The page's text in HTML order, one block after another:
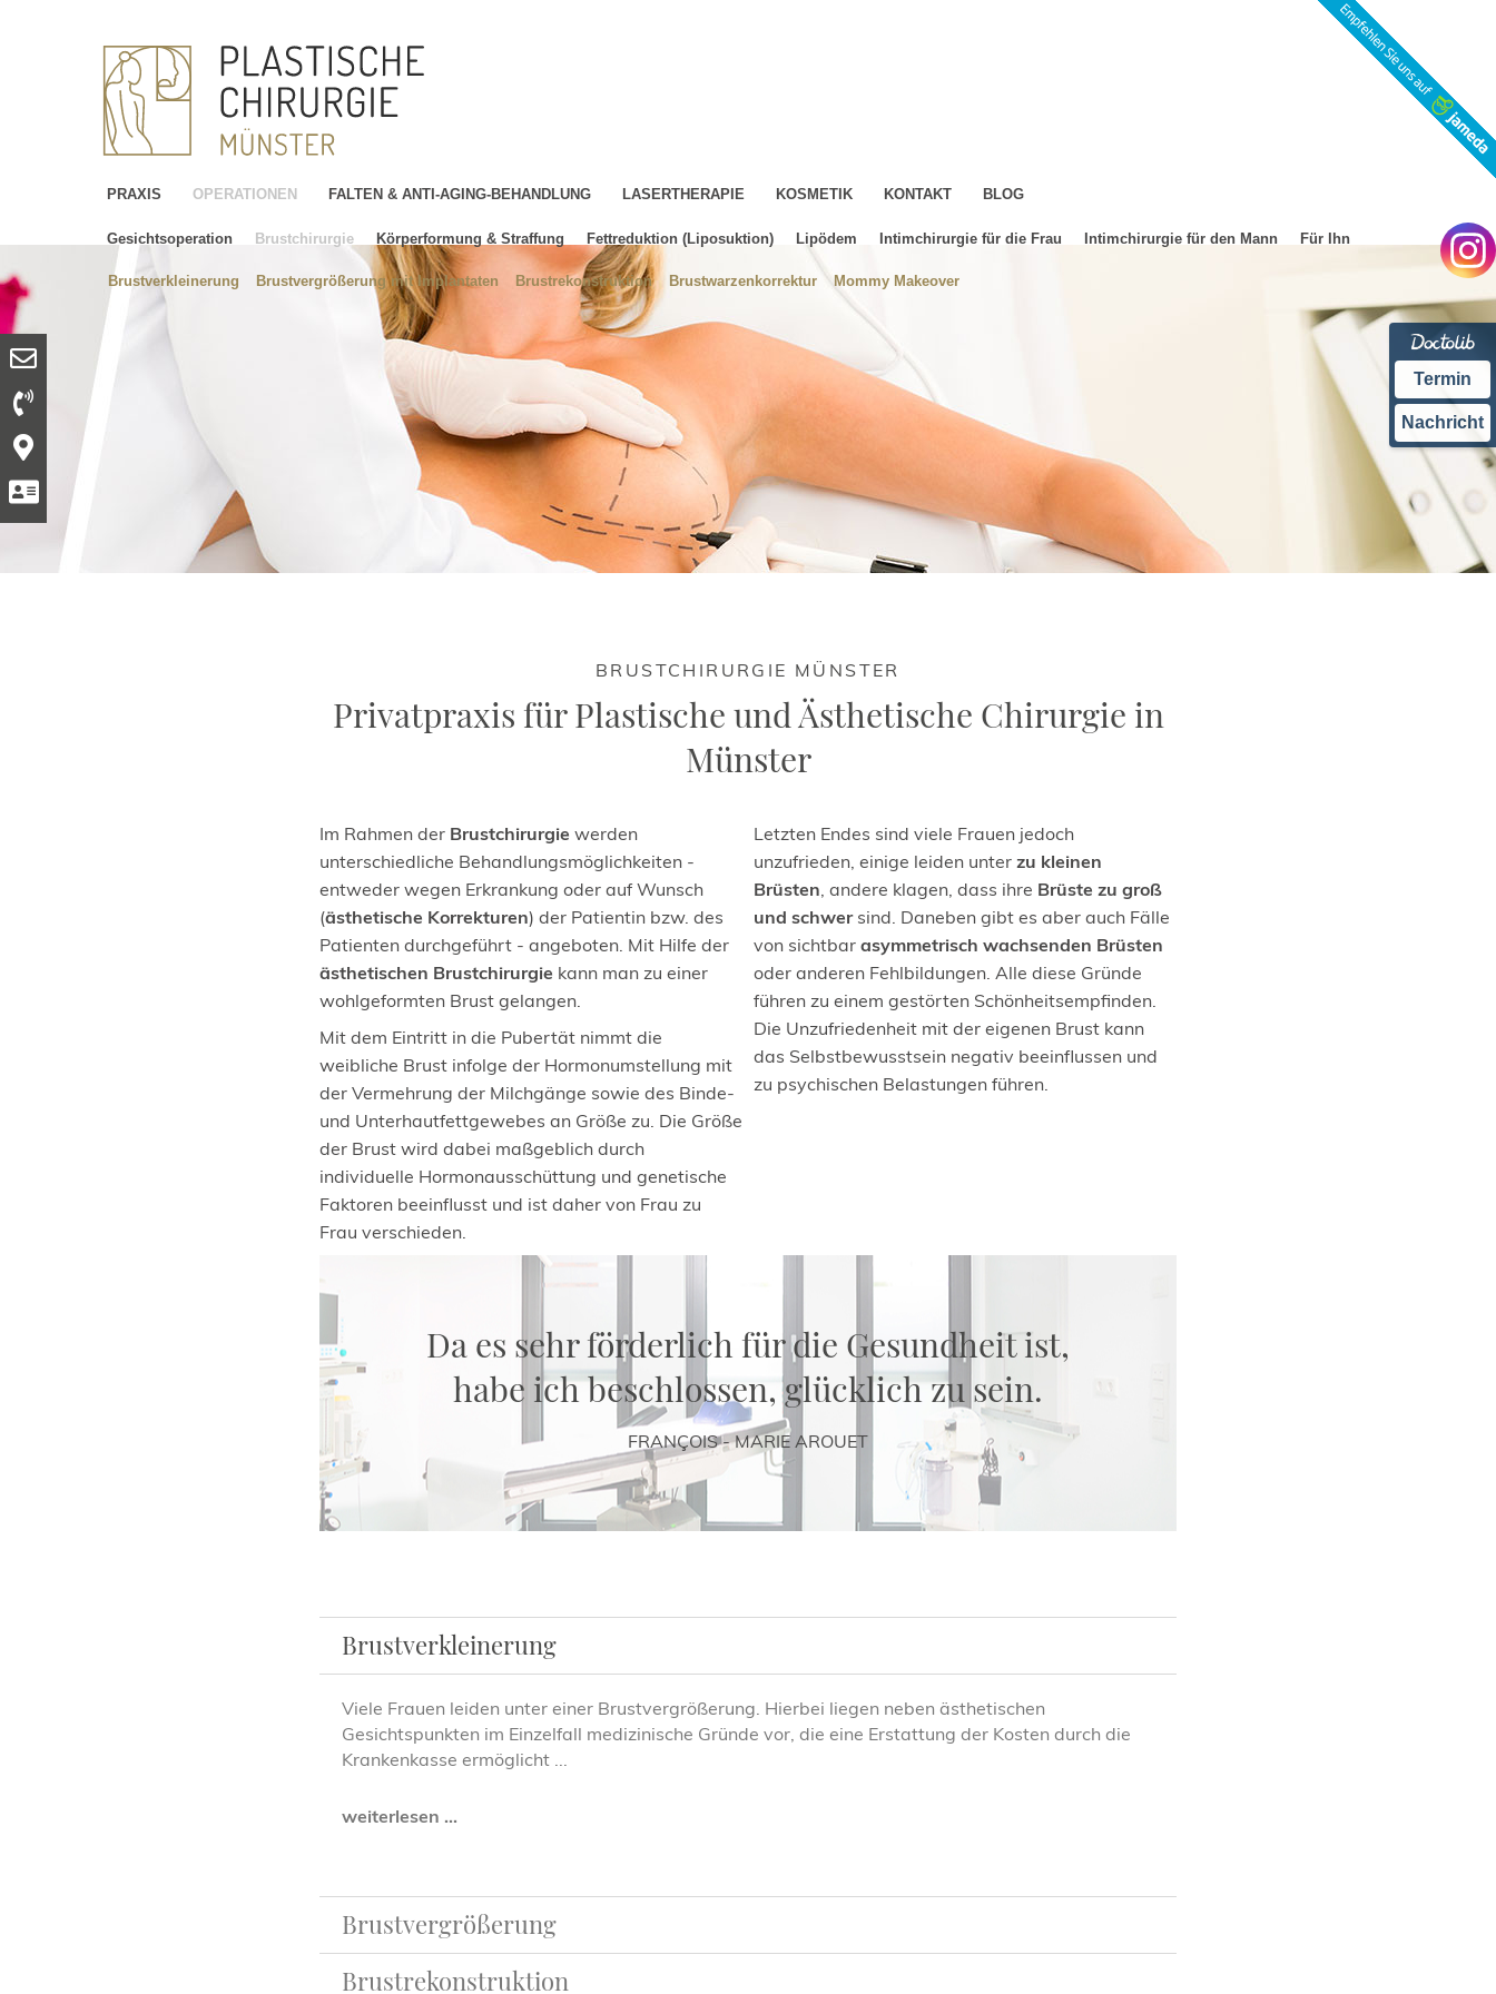
Termin
Nachricht
PRAXIS OPERATIONEN FALTEN & ANTI-AGING-BEHANDLUNG LASERTHERAPIE KOSMETIK KONTAKT BLOG
Gesichtsoperation Brustchirurgie
Brustverkleinerung Brustvergrößerung mit Implantaten Brustrekonstruktion Brustwarzenkorrektur Mommy Makeover
Körperformung & Straffung Fettreduktion (Liposuktion) Lipödem Intimchirurgie für die Frau Intimchirurgie für den Mann Für Ihn
BRUSTCHIRURGIE MÜNSTER
Privatpraxis für Plastische und Ästhetische Chirurgie in
Münster
Im Rahmen der Brustchirurgie werden
unterschiedliche Behandlungsmöglichkeiten -
entweder wegen Erkrankung oder auf Wunsch
(ästhetische Korrekturen) der Patientin bzw. des
Patienten durchgeführt - angeboten. Mit Hilfe der
ästhetischen Brustchirurgie kann man zu einer
wohlgeformten Brust gelangen.
Mit dem Eintritt in die Pubertät nimmt die
weibliche Brust infolge der Hormonumstellung mit
der Vermehrung der Milchgänge sowie des Binde-
und Unterhautfettgewebes an Größe zu. Die Größe
der Brust wird dabei maßgeblich durch
individuelle Hormonausschüttung und genetische
Faktoren beeinflusst und ist daher von Frau zu
Frau verschieden.
Letzten Endes sind viele Frauen jedoch
unzufrieden, einige leiden unter zu kleinen
Brüsten, andere klagen, dass ihre Brüste zu groß
und schwersind. Daneben gibt es aber auch Fälle
von sichtbar asymmetrisch wachsenden Brüsten
oder anderen Fehlbildungen. Alle diese Gründe
führen zu einem gestörten Schönheitsempfinden.
Die Unzufriedenheit mit der eigenen Brust kann
das Selbstbewusstsein negativ beeinflussen und
zu psychischen Belastungen führen.
Da es sehr förderlich für die Gesundheit ist,
habe ich beschlossen, glücklich zu sein.
FRANÇOIS - MARIE AROUET
Brustverkleinerung
Viele Frauen leiden unter einer Brustvergrößerung. Hierbei liegen neben ästhetischen
Gesichtspunkten im Einzelfall medizinische Gründe vor, die eine Erstattung der Kosten durch die
Krankenkasse ermöglicht ...
weiterlesen ...
Brustvergrößerung
Die Gründe für den Wunsch einer Brustvergrößerung sind vielfältig. Die Verbesserung der
Brustrekonstruktion